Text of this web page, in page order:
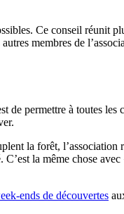
Ce conseil réunit
membres de
de permettre à toutes les
la forêt,
la même chose avec
ends de découvertes